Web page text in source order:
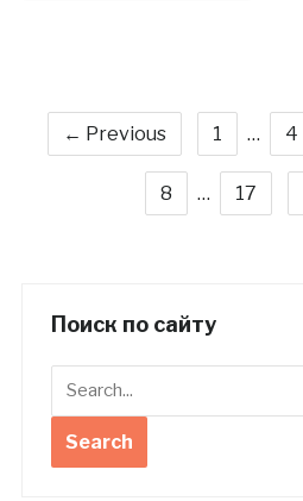
← Previous 1 … 4
8 … 17
Поиск по сайту